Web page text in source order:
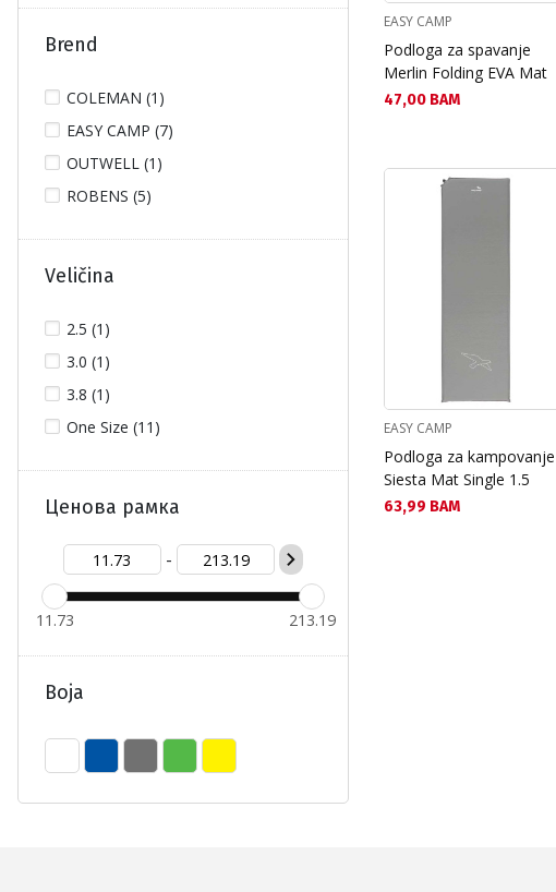
Brend
COLEMAN (1)
EASY CAMP (7)
OUTWELL (1)
ROBENS (5)
Veličina
2.5 (1)
3.0 (1)
3.8 (1)
One Size (11)
Ценова рамка
-
11.73 213.19
Boja
EASY CAMP
Podloga za spavanje
Merlin Folding EVA Mat
Текуща цена:
47,00 BAM
EASY CAMP
Podloga za kampovanje
Siesta Mat Single 1.5
Текуща цена:
63,99 BAM